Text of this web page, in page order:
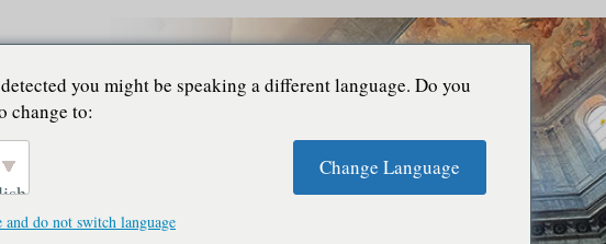
you might be speaking a different language. Do you
change to:
Change Language
and do not switch language